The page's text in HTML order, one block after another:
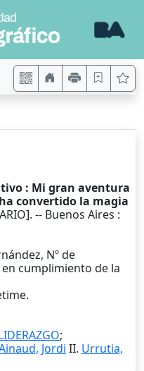
: Mi gran aventura
convertido la magia
-- Buenos Aires :
Nº de
cumplimiento de la
;
Jordi II. Urrutia,